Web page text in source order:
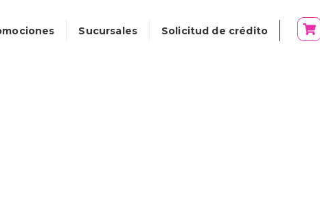
Sucursales Solicitud de crédito